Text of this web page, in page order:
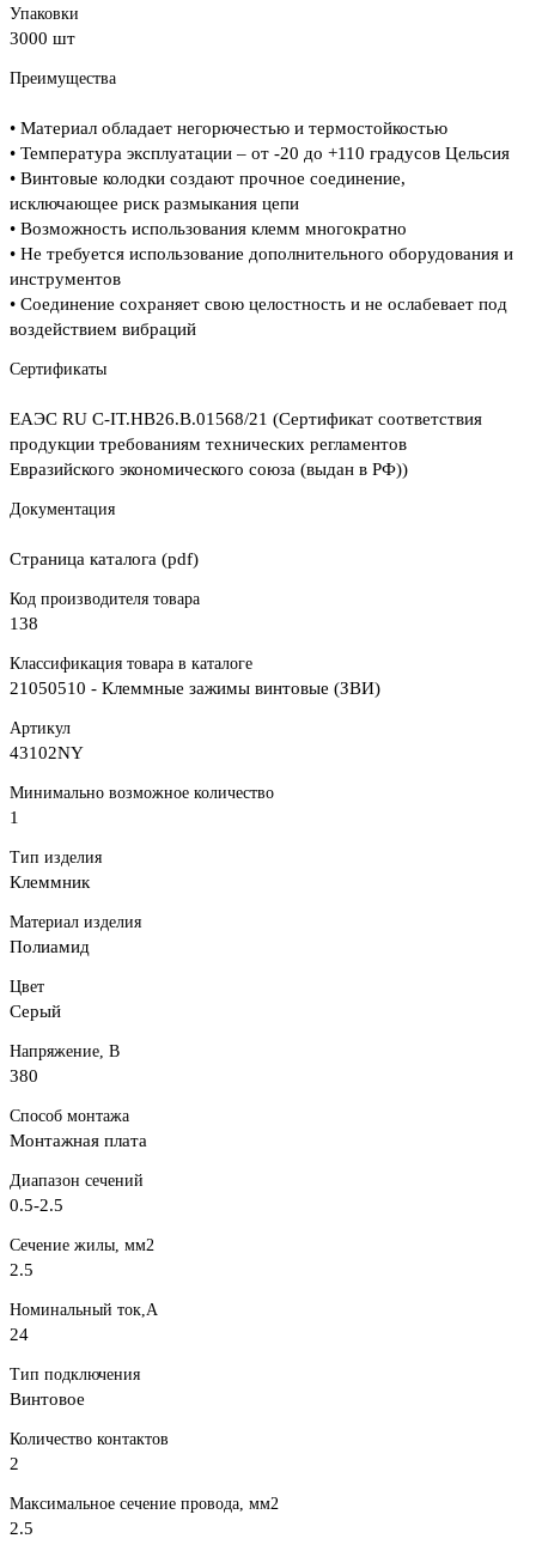
Упаковки
3000 шт
Преимущества
• Материал обладает негорючестью и термостойкостью
• Температура эксплуатации – от -20 до +110 градусов Цельсия
• Винтовые колодки создают прочное соединение,
исключающее риск размыкания цепи
• Возможность использования клемм многократно
• Не требуется использование дополнительного оборудования и
инструментов
• Соединение сохраняет свою целостность и не ослабевает под
воздействием вибраций
Сертификаты
ЕАЭС RU С-IT.НВ26.В.01568/21 (Сертификат соответствия
продукции требованиям технических регламентов
Евразийского экономического союза (выдан в РФ))
Документация
Страница каталога (pdf)
Код производителя товара
138
Классификация товара в каталоге
21050510 - Клеммные зажимы винтовые (ЗВИ)
Артикул
43102NY
Минимально возможное количество
1
Тип изделия
Клеммник
Материал изделия
Полиамид
Цвет
Серый
Напряжение, В
380
Способ монтажа
Монтажная плата
Диапазон сечений
0.5-2.5
Сечение жилы, мм2
2.5
Номинальный ток,А
24
Тип подключения
Винтовое
Количество контактов
2
Максимальное сечение провода, мм2
2.5